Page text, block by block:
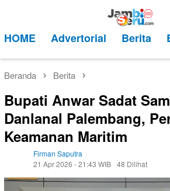
kontenMobile
HOME Advertorial Berita
Beranda Berita
Bupati Anwar Sadat
Danlanal Palembang,
Keamanan Maritim
Firman Saputra
21 Apr 2026 - 21:43 WIB 48 Dilihat